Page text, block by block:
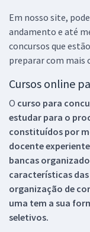
Em nosso site,
andamento e até
concursos que
preparar com mais
Cursos online
O curso para
estudar para o
constituídos por
docente
bancas
características
organização de
uma tem a sua
seletivos.